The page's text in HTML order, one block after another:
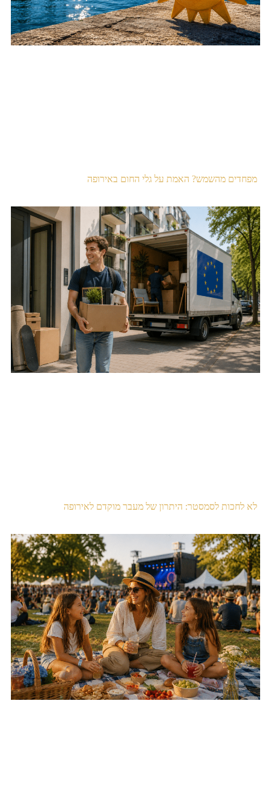
מפחדים מהשמש? האמת על גלי החום באירופה
לא לחכות לסמסטר: היתרון של מעבר מוקדם לאירופה